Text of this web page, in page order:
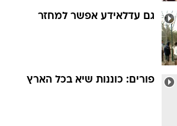
גם עדלאידע אפשר למחזר
פורים: כוננות שיא בכל הארץ